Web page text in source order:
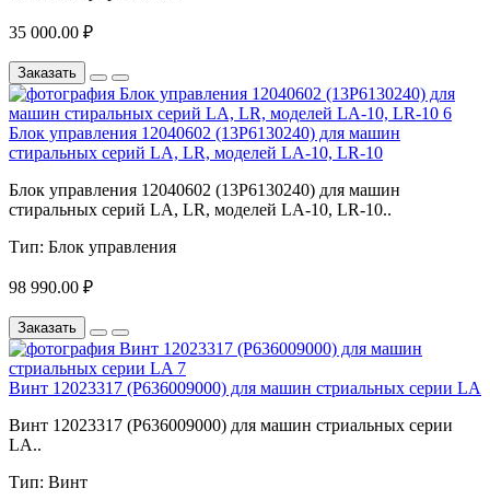
35 000.00 ₽
Заказать
Блок управления 12040602 (13P6130240) для машин
стиральных серий LA, LR, моделей LA-10, LR-10
Блок управления 12040602 (13P6130240) для машин
стиральных серий LA, LR, моделей LA-10, LR-10..
Тип: Блок управления
98 990.00 ₽
Заказать
Винт 12023317 (P636009000) для машин стриальных серии LA
Винт 12023317 (P636009000) для машин стриальных серии
LA..
Тип: Винт